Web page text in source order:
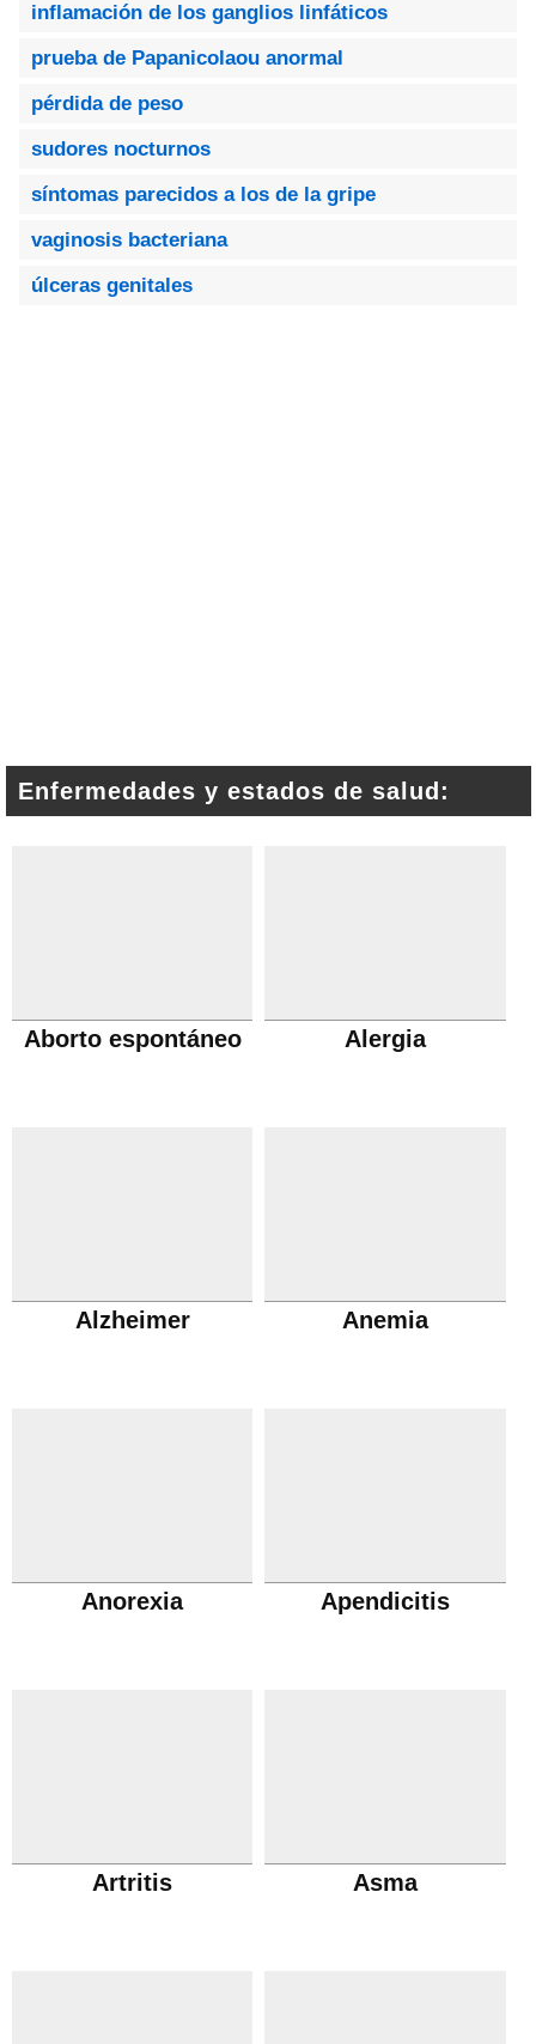
inflamación de los ganglios linfáticos
prueba de Papanicolaou anormal
pérdida de peso
sudores nocturnos
síntomas parecidos a los de la gripe
vaginosis bacteriana
úlceras genitales
Enfermedades y estados de salud:
Aborto espontáneo Alergia
Alzheimer Anemia
Anorexia Apendicitis
Artritis Asma